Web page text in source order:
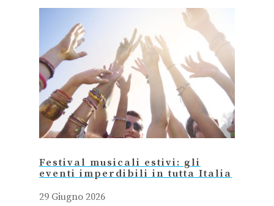
Festival musicali estivi: gli
eventi imperdibili in tutta Italia
29 Giugno 2026